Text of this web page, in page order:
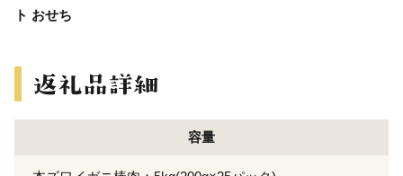
ト おせち
容量